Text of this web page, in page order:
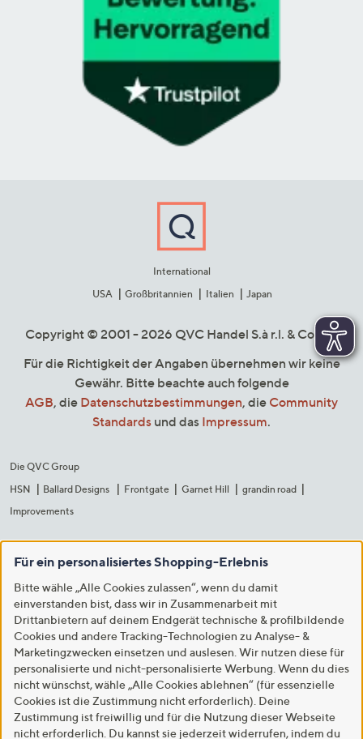
International
USA
Großbritannien Italien Japan
Copyright © 2001 - 2026 QVC Handel S.à r.l. & Co. KG
Für die Richtigkeit der Angaben übernehmen wir keine
Gewähr. Bitte beachte auch folgende
AGB, die Datenschutzbestimmungen, die Community
Standards und das Impressum.
Die QVC Group
HSN
Ballard Designs Frontgate Garnet Hill
grandin road
Improvements
Für ein personalisiertes Shopping-Erlebnis
Bitte wähle „Alle Cookies zulassen“, wenn du damit
einverstanden bist, dass wir in Zusammenarbeit mit
Drittanbietern auf deinem Endgerät technische & profilbildende
Cookies und andere Tracking-Technologien zu Analyse- &
Marketingzwecken einsetzen und auslesen. Wir nutzen diese für
personalisierte und nicht-personalisierte Werbung. Wenn du dies
nicht wünschst, wähle „Alle Cookies ablehnen“ (für essenzielle
Cookies ist die Zustimmung nicht erforderlich). Deine
Zustimmung ist freiwillig und für die Nutzung dieser Webseite
nicht erforderlich. Du kannst sie jederzeit widerrufen, indem du